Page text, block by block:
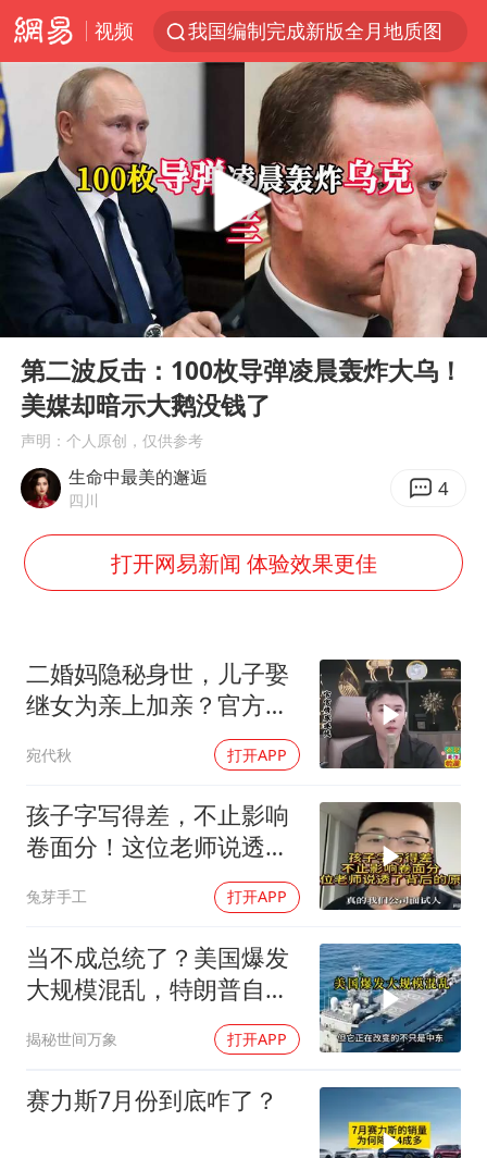
视频
我国编制完成新版全月地质图
宇树科技发行价格150.80元/股
江钨装备：无注入矿山资产安排
台风白海豚即将进入48小时警戒线
郑国霖回应去景区上班被保安拦下
感觉全东北都在等7号
中央气象台发布台风黄色预警
金饰克价大幅跳涨
关之琳否认与27岁模特的恋情
多地要求领导干部带头休假
奋进开新局 实干挑大梁
Play
00:00 07:07
第二波反击：100枚导弹凌晨轰炸大乌！
美媒却暗示大鹅没钱了
声明：个人原创，仅供参考
生命中最美的邂逅
四川 4
打开网易新闻 体验效果更佳
二婚妈隐秘身世，儿子娶
继女为亲上加亲？官方怒
宛代秋 打开APP
孩子字写得差，不止影响
卷面分！这位老师说透了
兔芽手工 打开APP
当不成总统了？美国爆发
大规模混乱，特朗普自家
揭秘世间万象 打开APP
赛力斯7月份到底咋了？